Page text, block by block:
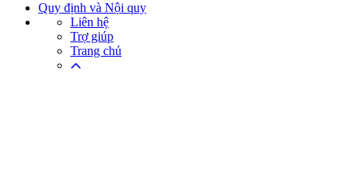
Quy định và Nội quy
Liên hệ
Trợ giúp
Trang chủ